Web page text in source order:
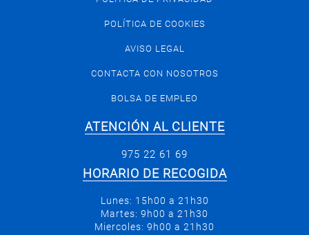
POLÍTICA DE COOKIES
AVISO LEGAL
CONTACTA CON NOSOTROS
BOLSA DE EMPLEO
ATENCIÓN AL CLIENTE
975 22 61 69
HORARIO DE RECOGIDA
Lunes: 15h00 a 21h30
Martes: 9h00 a 21h30
Miercoles: 9h00 a 21h30